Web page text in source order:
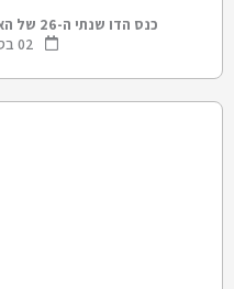
כנס הדו שנתי ה-26 של האגודה הישראלית לגרונטולוגיה
02 בספטמבר 2026